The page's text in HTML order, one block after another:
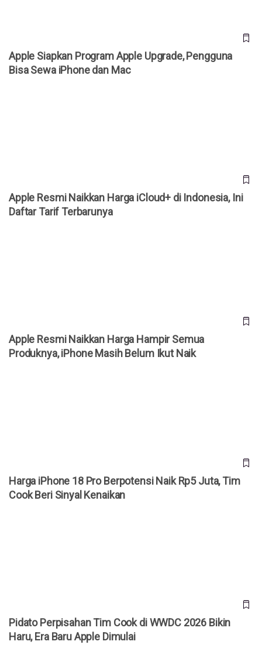
Apple Siapkan Program Apple Upgrade, Pengguna
Bisa Sewa iPhone dan Mac
Apple Resmi Naikkan Harga iCloud+ di Indonesia, Ini
Daftar Tarif Terbarunya
Apple Resmi Naikkan Harga Hampir Semua
Produknya, iPhone Masih Belum Ikut Naik
Harga iPhone 18 Pro Berpotensi Naik Rp5 Juta, Tim
Cook Beri Sinyal Kenaikan
Pidato Perpisahan Tim Cook di WWDC 2026 Bikin
Haru, Era Baru Apple Dimulai